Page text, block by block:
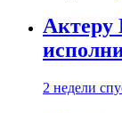
Актеру
2 недели